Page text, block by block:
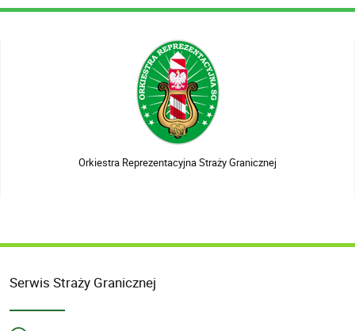
Orkiestra Reprezentacyjna Straży Granicznej
Serwis Straży Granicznej